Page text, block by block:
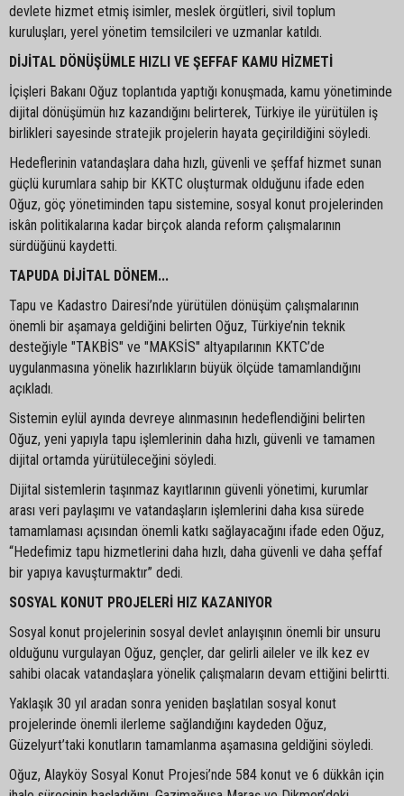
devlete hizmet etmiş isimler, meslek örgütleri, sivil toplum
kuruluşları, yerel yönetim temsilcileri ve uzmanlar katıldı.
DİJİTAL DÖNÜŞÜMLE HIZLI VE ŞEFFAF KAMU HİZMETİ
İçişleri Bakanı Oğuz toplantıda yaptığı konuşmada, kamu yönetiminde
dijital dönüşümün hız kazandığını belirterek, Türkiye ile yürütülen iş
birlikleri sayesinde stratejik projelerin hayata geçirildiğini söyledi.
Hedeflerinin vatandaşlara daha hızlı, güvenli ve şeffaf hizmet sunan
güçlü kurumlara sahip bir KKTC oluşturmak olduğunu ifade eden
Oğuz, göç yönetiminden tapu sistemine, sosyal konut projelerinden
iskân politikalarına kadar birçok alanda reform çalışmalarının
sürdüğünü kaydetti.
TAPUDA DİJİTAL DÖNEM...
Tapu ve Kadastro Dairesi’nde yürütülen dönüşüm çalışmalarının
önemli bir aşamaya geldiğini belirten Oğuz, Türkiye’nin teknik
desteğiyle "TAKBİS" ve "MAKSİS" altyapılarının KKTC’de
uygulanmasına yönelik hazırlıkların büyük ölçüde tamamlandığını
açıkladı.
Sistemin eylül ayında devreye alınmasının hedeflendiğini belirten
Oğuz, yeni yapıyla tapu işlemlerinin daha hızlı, güvenli ve tamamen
dijital ortamda yürütüleceğini söyledi.
Dijital sistemlerin taşınmaz kayıtlarının güvenli yönetimi, kurumlar
arası veri paylaşımı ve vatandaşların işlemlerini daha kısa sürede
tamamlaması açısından önemli katkı sağlayacağını ifade eden Oğuz,
“Hedefimiz tapu hizmetlerini daha hızlı, daha güvenli ve daha şeffaf
bir yapıya kavuşturmaktır” dedi.
SOSYAL KONUT PROJELERİ HIZ KAZANIYOR
Sosyal konut projelerinin sosyal devlet anlayışının önemli bir unsuru
olduğunu vurgulayan Oğuz, gençler, dar gelirli aileler ve ilk kez ev
sahibi olacak vatandaşlara yönelik çalışmaların devam ettiğini belirtti.
Yaklaşık 30 yıl aradan sonra yeniden başlatılan sosyal konut
projelerinde önemli ilerleme sağlandığını kaydeden Oğuz,
Güzelyurt’taki konutların tamamlanma aşamasına geldiğini söyledi.
Oğuz, Alayköy Sosyal Konut Projesi’nde 584 konut ve 6 dükkân için